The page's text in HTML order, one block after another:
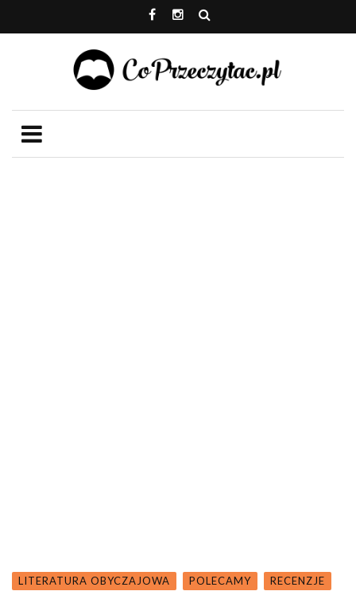
LITERATURA OBYCZAJOWA POLECAMY RECENZJE